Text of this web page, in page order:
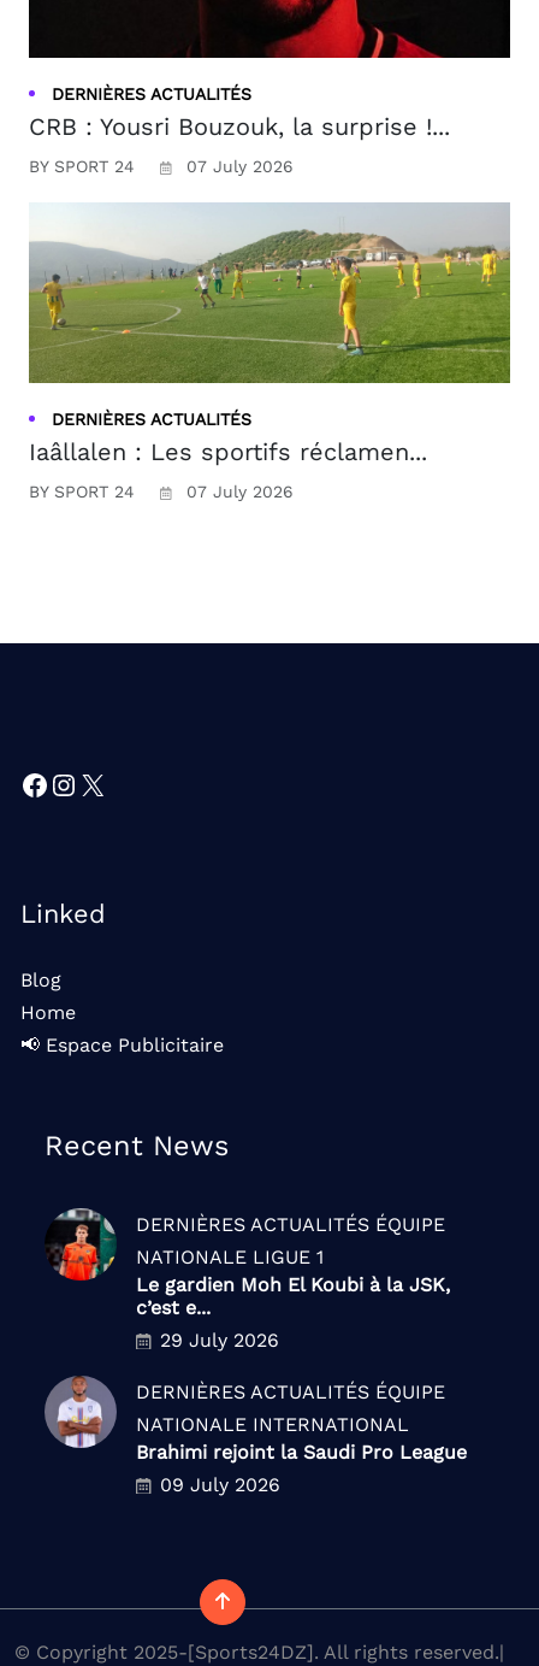
DERNIÈRES ACTUALITÉS
CRB : Yousri Bouzouk, la surprise !...
BY SPORT 24 07 July 2026
DERNIÈRES ACTUALITÉS
Iaâllalen : Les sportifs réclamen...
BY SPORT 24 07 July 2026
Facebook
Instagram
X
Linked
Blog
Home
📢 Espace Publicitaire
Recent News
DERNIÈRES ACTUALITÉS ÉQUIPE
NATIONALE LIGUE 1
Le gardien Moh El Koubi à la JSK,
c’est e...
29 July 2026
DERNIÈRES ACTUALITÉS ÉQUIPE
NATIONALE INTERNATIONAL
Brahimi rejoint la Saudi Pro League
09 July 2026
© Copyright 2025-[Sports24DZ]. All rights reserved.|